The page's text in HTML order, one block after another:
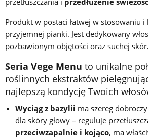
Produkt w postaci łatwej w stosowaniu
przyjemnej pianki. Jest dedykowany
pozbawionym objętości oraz suchej
Seria Vege Menu to unikalne
roślinnych ekstraktów
najlepszą kondycję Twoich
Wyciąg z bazylii ma szereg
dla skóry głowy – reguluje
przeciwzapalnie i kojąco, ma